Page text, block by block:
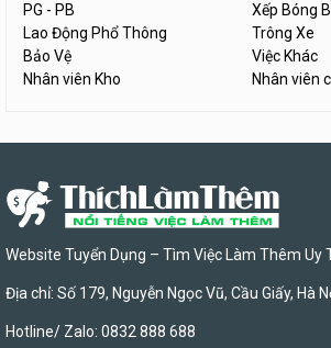
PG - PB
Xếp Bóng
Lao Động Phổ Thông
Trông Xe
Bảo Vệ
Việc Khác
Nhân viên Kho
Nhân viên
Website Tuyển Dụng – Tìm Việc Làm Thêm Uy
Địa chỉ: Số 179, Nguyễn Ngọc Vũ, Cầu Giấy, Hà
Hotline/ Zalo: 0832 888 688